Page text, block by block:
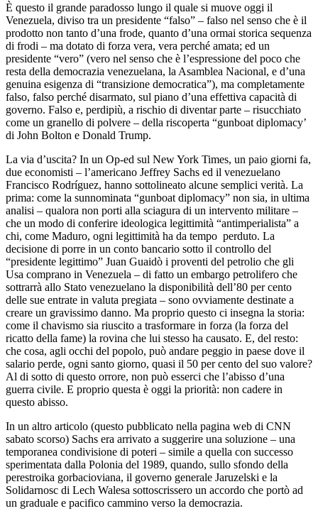
È questo il grande paradosso lungo il quale si muove oggi il
Venezuela, diviso tra un presidente “falso” – falso nel senso che è il
prodotto non tanto d’una frode, quanto d’una ormai storica sequenza
di frodi – ma dotato di forza vera, vera perché amata; ed un
presidente “vero” (vero nel senso che è l’espressione del poco che
resta della democrazia venezuelana, la Asamblea Nacional, e d’una
genuina esigenza di “transizione democratica”), ma completamente
falso, falso perché disarmato, sul piano d’una effettiva capacità di
governo. Falso e, perdipiù, a rischio di diventar parte – risucchiato
come un granello di polvere – della riscoperta “gunboat diplomacy’
di John Bolton e Donald Trump.
La via d’uscita? In un Op-ed sul New York Times, un paio giorni fa,
due economisti – l’americano Jeffrey Sachs ed il venezuelano
Francisco Rodríguez, hanno sottolineato alcune semplici verità. La
prima: come la sunnominata “gunboat diplomacy” non sia, in ultima
analisi – qualora non porti alla sciagura di un intervento militare –
che un modo di conferire ideologica legittimità “antimperialista” a
chi, come Maduro, ogni legittimità ha da tempo perduto. La
decisione di porre in un conto bancario sotto il controllo del
“presidente legittimo” Juan Guaidò i proventi del petrolio che gli
Usa comprano in Venezuela – di fatto un embargo petrolifero che
sottrarrà allo Stato venezuelano la disponibilità dell’80 per cento
delle sue entrate in valuta pregiata – sono ovviamente destinate a
creare un gravissimo danno. Ma proprio questo ci insegna la storia:
come il chavismo sia riuscito a trasformare in forza (la forza del
ricatto della fame) la rovina che lui stesso ha causato. E, del resto:
che cosa, agli occhi del popolo, può andare peggio in paese dove il
salario perde, ogni santo giorno, quasi il 50 per cento del suo valore?
Al di sotto di questo orrore, non può esserci che l’abisso d’una
guerra civile. E proprio questa è oggi la priorità: non cadere in
questo abisso.
In un altro articolo (questo pubblicato nella pagina web di CNN
sabato scorso) Sachs era arrivato a suggerire una soluzione – una
temporanea condivisione di poteri – simile a quella con successo
sperimentata dalla Polonia del 1989, quando, sullo sfondo della
perestroika gorbacioviana, il governo generale Jaruzelski e la
Solidarnosc di Lech Walesa sottoscrissero un accordo che portò ad
un graduale e pacifico cammino verso la democrazia.